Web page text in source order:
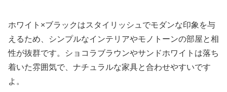
ホワイト×ブラックはスタイリッシュでモダンな印象を与
えるため、シンプルなインテリアやモノトーンの部屋と相
性が抜群です。ショコラブラウンやサンドホワイトは落ち
着いた雰囲気で、ナチュラルな家具と合わせやすいです
よ。